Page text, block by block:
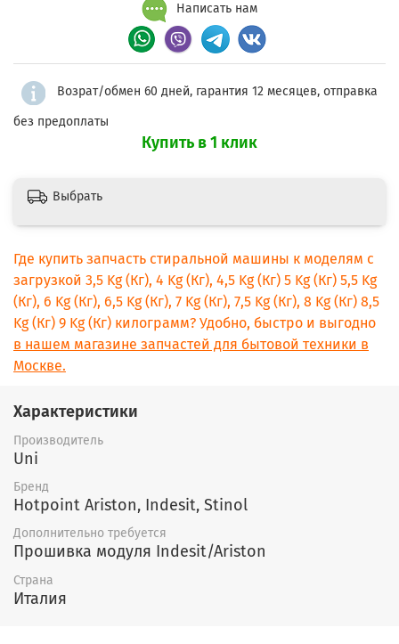
Написать нам
Возрат/обмен 60 дней, гарантия 12 месяцев, отправка
без предоплаты
Купить в 1 клик
Выбрать
Характеристики
Производитель
Uni
Бренд
Hotpoint Ariston, Indesit, Stinol
Дополнительно требуется
Прошивка модуля Indesit/Ariston
Страна
Италия
Где купить запчасть стиральной машины к моделям с
загрузкой 3,5 Kg (Кг), 4 Kg (Кг), 4,5 Kg (Кг) 5 Kg (Кг) 5,5 Kg
(Кг), 6 Kg (Кг), 6,5 Kg (Кг), 7 Kg (Кг), 7,5 Kg (Кг), 8 Kg (Кг) 8,5
Kg (Кг) 9 Kg (Кг) килограмм? Удобно, быстро и выгодно
в нашем магазине запчастей для бытовой техники в
Москве.